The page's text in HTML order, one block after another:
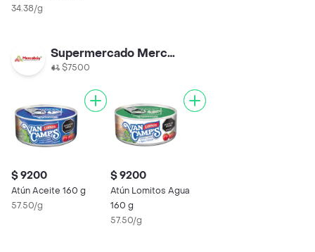
34.38/g
Supermercado Mercaboy
$7500
$ 9200
Atún Aceite 160 g
57.50/g
$ 9200
Atún Lomitos Agua
160 g
57.50/g